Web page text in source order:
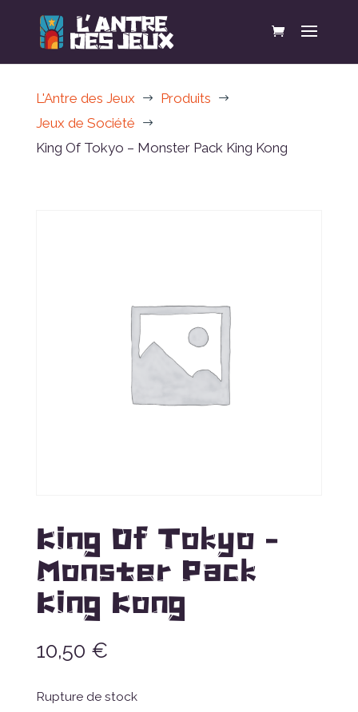
L'Antre des Jeux $ Produits $
Jeux de Société $
King Of Tokyo – Monster Pack King Kong
King Of Tokyo –
Monster Pack
King Kong
10,50 €
Rupture de stock